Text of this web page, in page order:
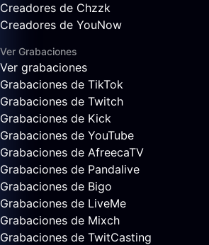
Creadores de Chzzk
Creadores de YouNow
Ver Grabaciones
Ver grabaciones
Grabaciones de TikTok
Grabaciones de Twitch
Grabaciones de Kick
Grabaciones de YouTube
Grabaciones de AfreecaTV
Grabaciones de Pandalive
Grabaciones de Bigo
Grabaciones de LiveMe
Grabaciones de Mixch
Grabaciones de TwitCasting